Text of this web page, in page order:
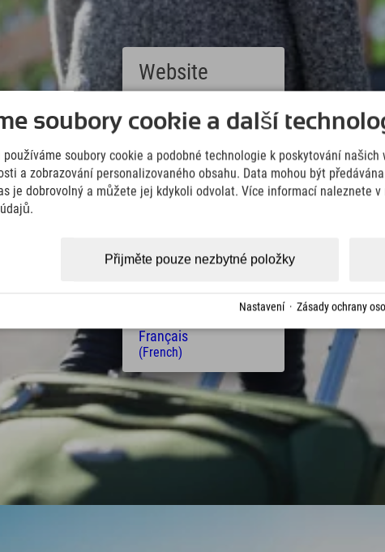
soubory cookie a další
soubory cookie a podobné technologie k poskytování našich
a zobrazování personalizovaného obsahu. Data mohou být
je dobrovolný a můžete jej kdykoli odvolat. Více informací naleznete v
Přijměte pouze nezbytné položky
Nastavení· Zásady ochrany
Website
Deutsch
(German)
(English)
Italiano
(Italian)
(Polish)
Magyar
Français
(French)